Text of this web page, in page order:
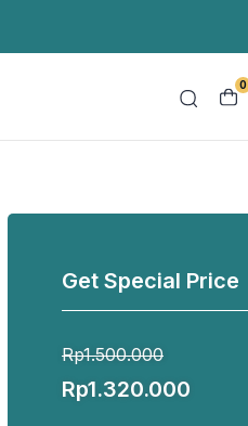
0
Get Special Price
Rp1.500.000
Harga
Rp1.320.000